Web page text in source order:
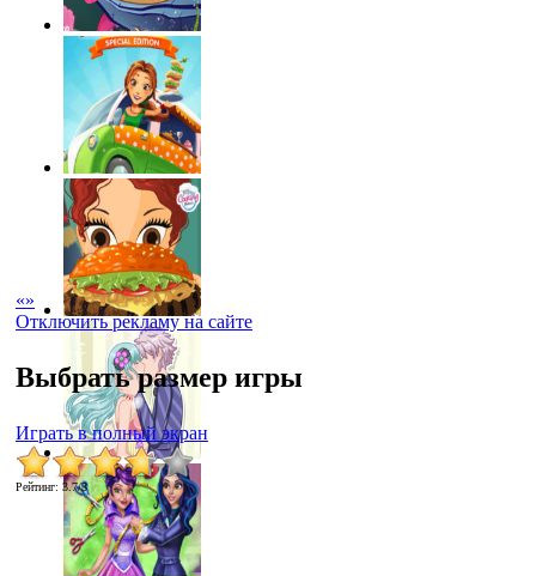
«»
Отключить рекламу на сайте
Выбрать размер игры
Играть в полный экран
Рейтинг: 3.7/3